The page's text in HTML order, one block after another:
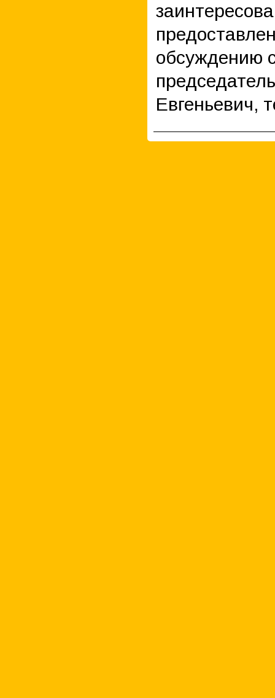
обсуждению
Евгеньевич,